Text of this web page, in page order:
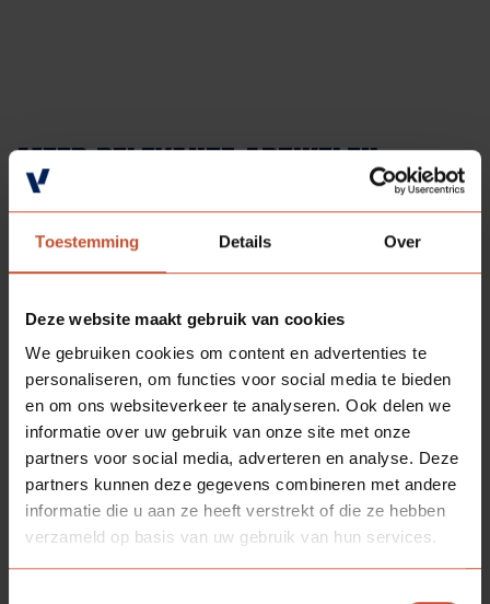
Toestemming Details Over
Deze website maakt gebruik van cookies
We gebruiken cookies om content en advertenties te
personaliseren, om functies voor social media te bieden
en om ons websiteverkeer te analyseren. Ook delen we
informatie over uw gebruik van onze site met onze
partners voor social media, adverteren en analyse. Deze
partners kunnen deze gegevens combineren met andere
informatie die u aan ze heeft verstrekt of die ze hebben
verzameld op basis van uw gebruik van hun services.
MEER RELEVANTE ARTIKELEN
Binnendeuren Algemeen Projecten 02-07-2026
Verdi: slim bouwen met maximale uitstraling